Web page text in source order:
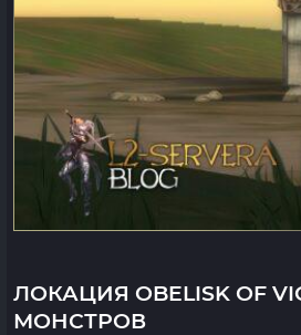
ЛОКАЦИЯ OBELISK OF
МОНСТРОВ